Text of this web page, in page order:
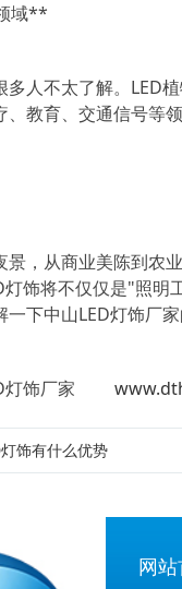
域**
多人不太了解。LED
教育、交通信号等
景，从商业美陈到农
灯饰将不仅仅是"照
下中山LED灯饰厂
饰厂家
饰有什么优势
网